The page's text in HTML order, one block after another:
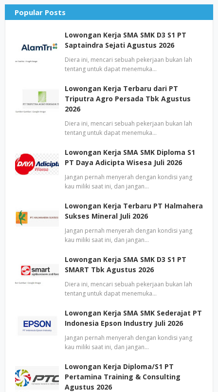
Popular Posts
Lowongan Kerja SMA SMK D3 S1 PT
Saptaindra Sejati Agustus 2026
Diera ini, mencari sebuah pekerjaan bukan lah
tentang untuk dapat menemuka…
Lowongan Kerja Terbaru dari PT
Triputra Agro Persada Tbk Agustus
2026
Diera ini, mencari sebuah pekerjaan bukan lah
tentang untuk dapat menemuka…
Lowongan Kerja SMA SMK Diploma S1
PT Daya Adicipta Wisesa Juli 2026
Jangan pernah menyerah dengan kondisi yang
kau miliki saat ini, dan jangan…
Lowongan Kerja Terbaru PT Halmahera
Sukses Mineral Juli 2026
Jangan pernah menyerah dengan kondisi yang
kau miliki saat ini, dan jangan…
Lowongan Kerja SMA SMK D3 S1 PT
SMART Tbk Agustus 2026
Diera ini, mencari sebuah pekerjaan bukan lah
tentang untuk dapat menemuka…
Lowongan Kerja SMA SMK Sederajat PT
Indonesia Epson Industry Juli 2026
Jangan pernah menyerah dengan kondisi yang
kau miliki saat ini, dan jangan…
Lowongan Kerja Diploma/S1 PT
Pertamina Training & Consulting
Agustus 2026